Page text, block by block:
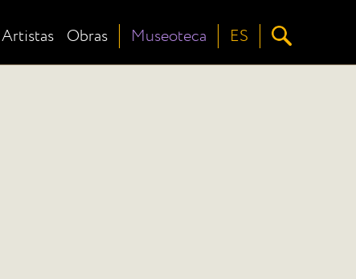
Artistas Obras Museoteca ES